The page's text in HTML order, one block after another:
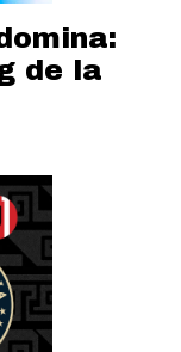
de la